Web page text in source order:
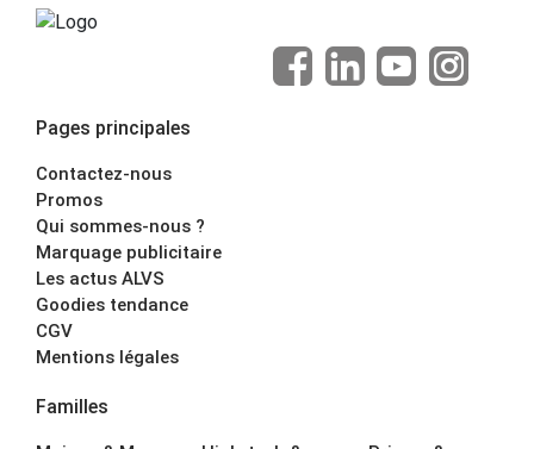
Pages principales
Contactez-nous
Promos
Qui sommes-nous ?
Marquage publicitaire
Les actus ALVS
Goodies tendance
CGV
Mentions légales
Familles